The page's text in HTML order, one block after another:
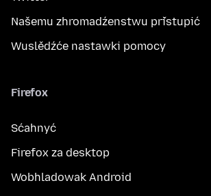
Našemu zhromadźenstwu přistupić
Wuslědźće nastawki pomocy
Firefox
Sćahnyć
Firefox za desktop
Wobhladowak Android